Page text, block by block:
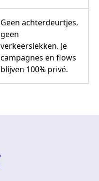
Geen achterdeurtjes,
geen
verkeerslekken. Je
campagnes en flows
blijven 100% privé.